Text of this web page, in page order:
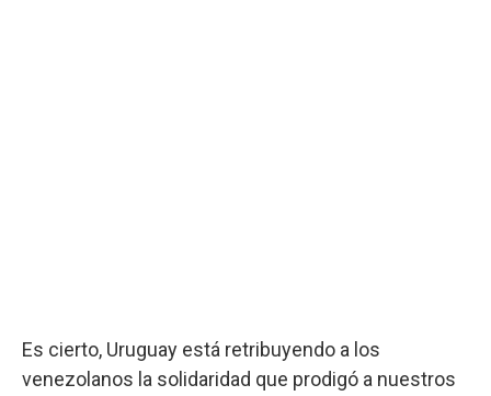
Es cierto, Uruguay está retribuyendo a los
venezolanos la solidaridad que prodigó a nuestros